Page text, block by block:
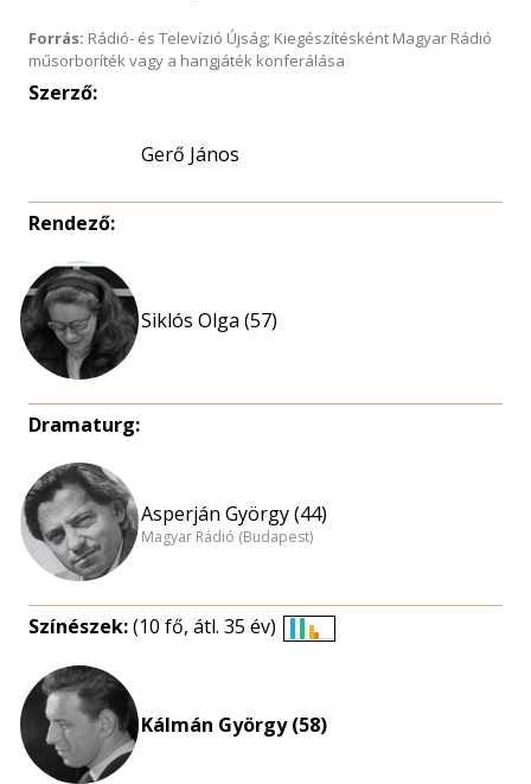
Forrás: Rádió- és Televízió Újság; Kiegészítésként Magyar Rádió
műsorboríték vagy a hangjáték konferálása
Szerző:
Gerő János
Rendező:
Siklós Olga (57)
Dramaturg:
Asperján György (44)
Magyar Rádió (Budapest)
Színészek:(10 fő, átl. 35 év)
Kálmán György (58)